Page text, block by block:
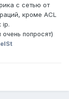
с сетью от
кроме ACL
ip.
попросят)